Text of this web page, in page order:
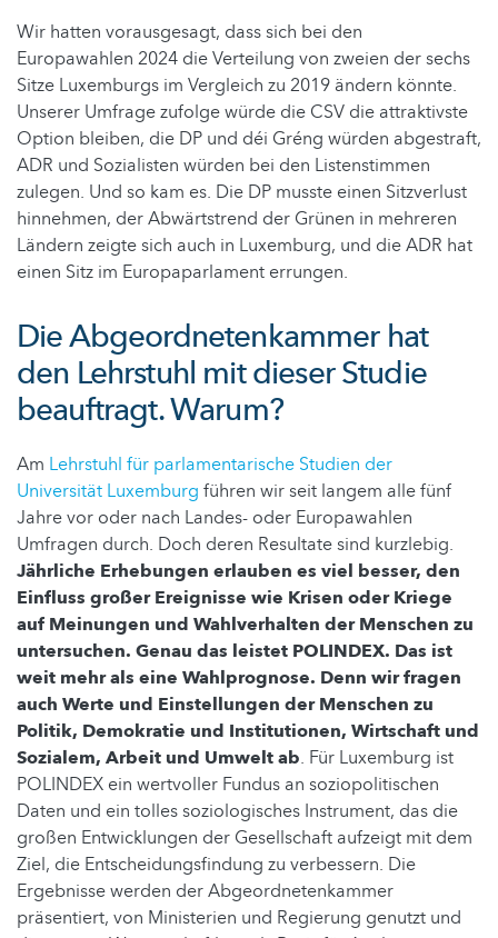
Wir hatten vorausgesagt, dass sich bei den
Europawahlen 2024 die Verteilung von zweien der sechs
Sitze Luxemburgs im Vergleich zu 2019 ändern könnte.
Unserer Umfrage zufolge würde die CSV die attraktivste
Option bleiben, die DP und déi Gréng würden abgestraft,
ADR und Sozialisten würden bei den Listenstimmen
zulegen. Und so kam es. Die DP musste einen Sitzverlust
hinnehmen, der Abwärtstrend der Grünen in mehreren
Ländern zeigte sich auch in Luxemburg, und die ADR hat
einen Sitz im Europaparlament errungen.
Die Abgeordnetenkammer hat
den Lehrstuhl mit dieser Studie
beauftragt. Warum?
Am Lehrstuhl für parlamentarische Studien der
Universität Luxemburg führen wir seit langem alle fünf
Jahre vor oder nach Landes- oder Europawahlen
Umfragen durch. Doch deren Resultate sind kurzlebig.
Jährliche Erhebungen erlauben es viel besser, den
Einfluss großer Ereignisse wie Krisen oder Kriege
auf Meinungen und Wahlverhalten der Menschen zu
untersuchen. Genau das leistet POLINDEX. Das ist
weit mehr als eine Wahlprognose. Denn wir fragen
auch Werte und Einstellungen der Menschen zu
Politik, Demokratie und Institutionen, Wirtschaft und
Sozialem, Arbeit und Umwelt ab. Für Luxemburg ist
POLINDEX ein wertvoller Fundus an soziopolitischen
Daten und ein tolles soziologisches Instrument, das die
großen Entwicklungen der Gesellschaft aufzeigt mit dem
Ziel, die Entscheidungsfindung zu verbessern. Die
Ergebnisse werden der Abgeordnetenkammer
präsentiert, von Ministerien und Regierung genutzt und